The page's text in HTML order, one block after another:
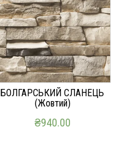
БОЛГАРСЬКИЙ СЛАНЕЦЬ
(Жовтий)
₴940.00